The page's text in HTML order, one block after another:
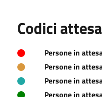
Codici attesa
Persone in
Persone in
Persone in
Persone in